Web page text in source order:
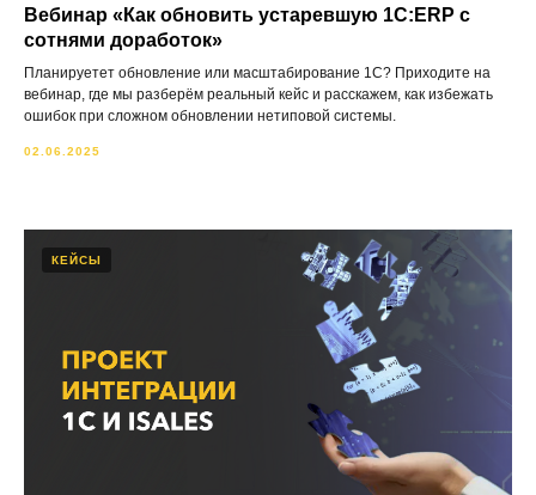
Вебинар «Как обновить устаревшую 1С:ERP с
сотнями доработок»
Планируетет обновление или масштабирование 1С? Приходите на
вебинар, где мы разберём реальный кейс и расскажем, как избежать
ошибок при сложном обновлении нетиповой системы.
02.06.2025
КЕЙСЫ